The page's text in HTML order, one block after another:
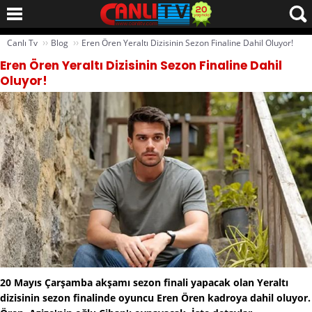
Canlı Tv ›› Blog ›› Eren Ören Yeraltı Dizisinin Sezon Finaline Dahil Oluyor!
Eren Ören Yeraltı Dizisinin Sezon Finaline Dahil
Oluyor!
20 Mayıs Çarşamba akşamı sezon finali yapacak olan Yeraltı
dizisinin sezon finalinde oyuncu Eren Ören kadroya dahil oluyor.